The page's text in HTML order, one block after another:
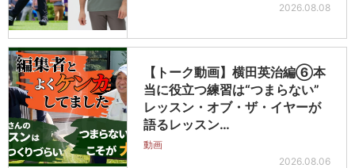
2026.08.08
【トーク動画】横田英治編⑥本
当に役立つ練習は“つまらない”
レッスン・オブ・ザ・イヤーが
語るレッスン…
動画
2026.08.06